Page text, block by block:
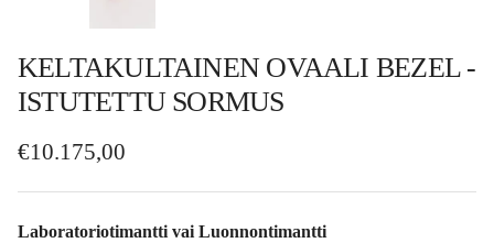
KELTAKULTAINEN OVAALI BEZEL -
ISTUTETTU SORMUS
Normaalihinta
€10.175,00
Laboratoriotimantti vai Luonnontimantti